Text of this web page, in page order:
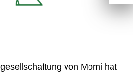
von Momi hat